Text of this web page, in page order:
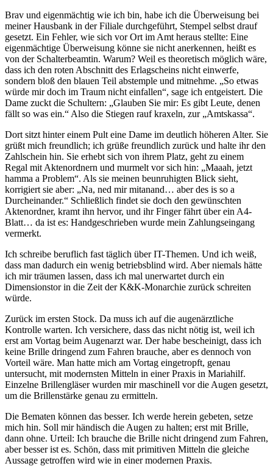
Brav und eigenmächtig wie ich bin, habe ich die Überweisung bei
meiner Hausbank in der Filiale durchgeführt, Stempel selbst drauf
gesetzt. Ein Fehler, wie sich vor Ort im Amt heraus stellte: Eine
eigenmächtige Überweisung könne sie nicht anerkennen, heißt es
von der Schalterbeamtin. Warum? Weil es theoretisch möglich wäre,
dass ich den roten Abschnitt des Erlagscheins nicht einwerfe,
sondern bloß den blauen Teil abstemple und mitnehme. „So etwas
würde mir doch im Traum nicht einfallen“, sage ich entgeistert. Die
Dame zuckt die Schultern: „Glauben Sie mir: Es gibt Leute, denen
fällt so was ein.“ Also die Stiegen rauf kraxeln, zur „Amtskassa“.
Dort sitzt hinter einem Pult eine Dame im deutlich höheren Alter. Sie
grüßt mich freundlich; ich grüße freundlich zurück und halte ihr den
Zahlschein hin. Sie erhebt sich von ihrem Platz, geht zu einem
Regal mit Aktenordnern und murmelt vor sich hin: „Maaah, jetzt
hamma a Problem“. Als sie meinen beunruhigten Blick sieht,
korrigiert sie aber: „Na, ned mir mitanand… aber des is so a
Durcheinander.“ Schließlich findet sie doch den gewünschten
Aktenordner, kramt ihn hervor, und ihr Finger fährt über ein A4-
Blatt… da ist es: Handgeschrieben wurde mein Zahlungseingang
vermerkt.
Ich schreibe beruflich fast täglich über IT-Themen. Und ich weiß,
dass man dadurch ein wenig betriebsblind wird. Aber niemals hätte
ich mir träumen lassen, dass ich mal unerwartet durch ein
Dimensionstor in die Zeit der K&K-Monarchie zurück schreiten
würde.
Zurück im ersten Stock. Da muss ich auf die augenärztliche
Kontrolle warten. Ich versichere, dass das nicht nötig ist, weil ich
erst am Vortag beim Augenarzt war. Der habe bescheinigt, dass ich
keine Brille dringend zum Fahren brauche, aber es dennoch von
Vorteil wäre. Man hatte mich am Vortag eingetropft, genau
untersucht, mit modernsten Mitteln in einer Praxis in Mariahilf.
Einzelne Brillengläser wurden mir maschinell vor die Augen gesetzt,
um die Brillenstärke genau zu ermitteln.
Die Bematen können das besser. Ich werde herein gebeten, setze
mich hin. Soll mir händisch die Augen zu halten; erst mit Brille,
dann ohne. Urteil: Ich brauche die Brille nicht dringend zum Fahren,
aber besser ist es. Schön, dass mit primitiven Mitteln die gleiche
Aussage getroffen wird wie in einer modernen Praxis.